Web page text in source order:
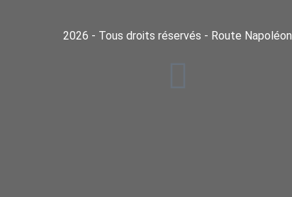
2026 - Tous droits réservés - Route Napoléon